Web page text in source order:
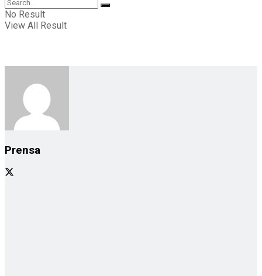
No Result
View All Result
Prensa